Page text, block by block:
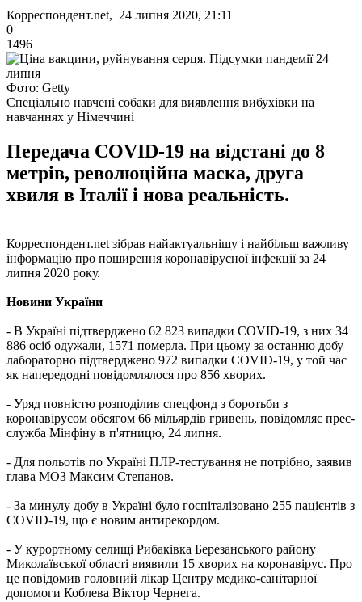
Корреспондент.net, 24 липня 2020, 21:11
0
1496
Фото: Getty
Спеціально навчені собаки для виявлення вибухівки на
навчаннях у Німеччині
Передача COVID-19 на відстані до 8
метрів, революційна маска, друга
хвиля в Італії і нова реальність.
Корреспондент.net зібрав найактуальнішу і найбільш важливу
інформацію про поширення коронавірусної інфекції за 24
липня 2020 року.
Новини України
- В Україні підтверджено 62 823 випадки COVID-19, з них 34
886 осіб одужали, 1571 померла. При цьому за останню добу
лабораторно підтверджено 972 випадки COVID-19, у той час
як напередодні повідомлялося про 856 хворих.
- Уряд повністю розподілив спецфонд з боротьби з
коронавірусом обсягом 66 мільярдів гривень, повідомляє прес-
служба Мінфіну в п'ятницю, 24 липня.
- Для польотів по Україні ПЛР-тестування не потрібно, заявив
глава МОЗ Максим Степанов.
- За минулу добу в Україні було госпіталізовано 255 пацієнтів з
COVID-19, що є новим антирекордом.
- У курортному селищі Рибаківка Березанського району
Миколаївської області виявили 15 хворих на коронавірус. Про
це повідомив головний лікар Центру медико-санітарної
допомоги Коблева Віктор Чернега.